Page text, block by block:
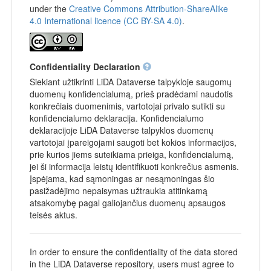
under the Creative Commons Attribution-ShareAlike
4.0 International licence (CC BY-SA 4.0).
Confidentiality Declaration
Siekiant užtikrinti LiDA Dataverse talpykloje saugomų
duomenų konfidencialumą, prieš pradėdami naudotis
konkrečiais duomenimis, vartotojai privalo sutikti su
konfidencialumo deklaracija. Konfidencialumo
deklaracijoje LiDA Dataverse talpyklos duomenų
vartotojai įpareigojami saugoti bet kokios informacijos,
prie kurios jiems suteikiama prieiga, konfidencialumą,
jei ši informacija leistų identifikuoti konkrečius asmenis.
Įspėjama, kad sąmoningas ar nesąmoningas šio
pasižadėjimo nepaisymas užtraukia atitinkamą
atsakomybę pagal galiojančius duomenų apsaugos
teisės aktus.
In order to ensure the confidentiality of the data stored
in the LiDA Dataverse repository, users must agree to